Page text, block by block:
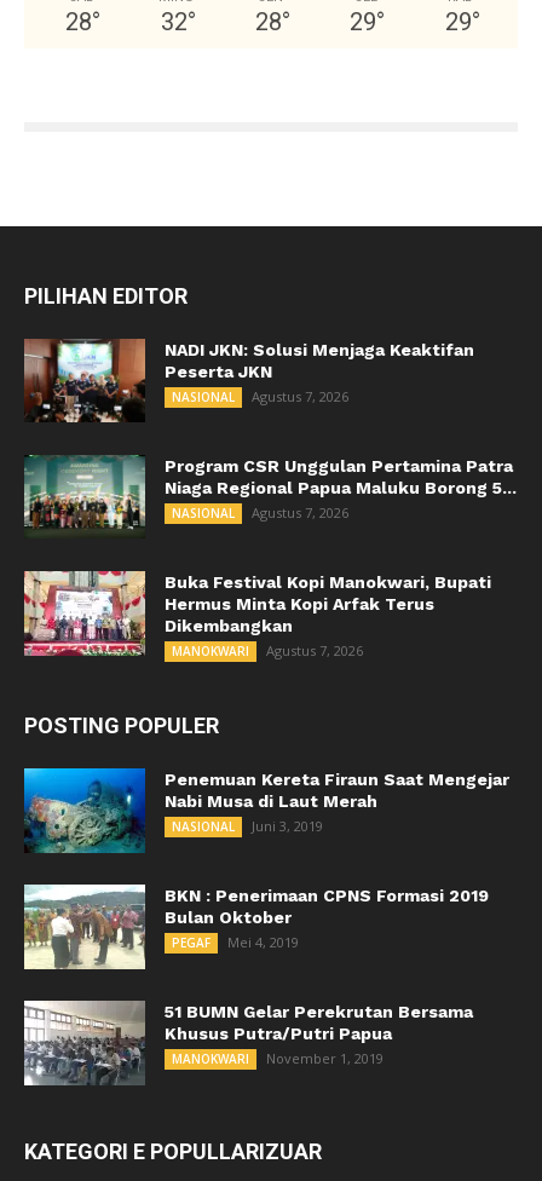
28° 32° 28° 29° 29°
PILIHAN EDITOR
NADI JKN: Solusi Menjaga Keaktifan
Peserta JKN
NASIONAL Agustus 7, 2026
Program CSR Unggulan Pertamina Patra
Niaga Regional Papua Maluku Borong 5...
NASIONAL Agustus 7, 2026
Buka Festival Kopi Manokwari, Bupati
Hermus Minta Kopi Arfak Terus
Dikembangkan
MANOKWARI Agustus 7, 2026
POSTING POPULER
Penemuan Kereta Firaun Saat Mengejar
Nabi Musa di Laut Merah
NASIONAL Juni 3, 2019
BKN : Penerimaan CPNS Formasi 2019
Bulan Oktober
PEGAF Mei 4, 2019
51 BUMN Gelar Perekrutan Bersama
Khusus Putra/Putri Papua
MANOKWARI November 1, 2019
KATEGORI E POPULLARIZUAR